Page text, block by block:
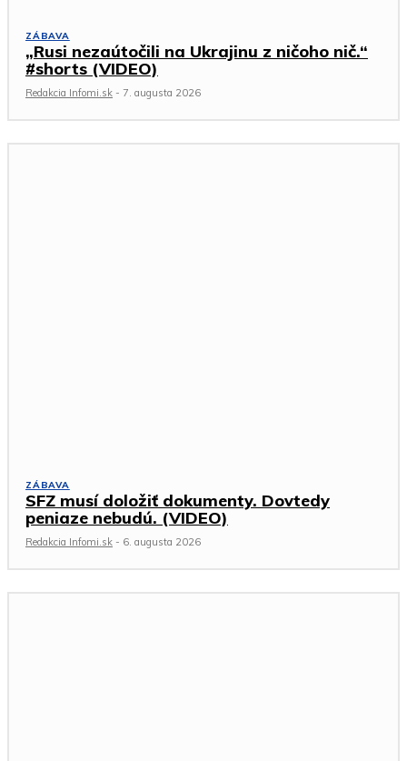
ZÁBAVA
„Rusi nezaútočili na Ukrajinu z ničoho nič.“
#shorts (VIDEO)
Redakcia Infomi.sk - 7. augusta 2026
ZÁBAVA
SFZ musí doložiť dokumenty. Dovtedy
peniaze nebudú. (VIDEO)
Redakcia Infomi.sk - 6. augusta 2026